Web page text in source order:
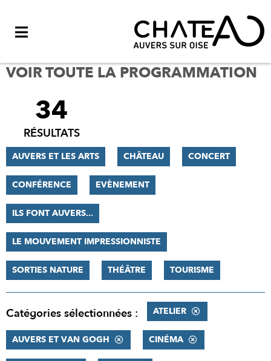
VOIR TOUTE LA PROGRAMMATION
FILTRER
RÉSULTATS
34
RÉSULTATS
AUVERS ET LES ARTS CHÂTEAU CONCERT
CONFÉRENCE EVÈNEMENT
ILS FONT AUVERS...
LE MOUVEMENT IMPRESSIONNISTE
SORTIES NATURE THÉÂTRE TOURISME
Catégories sélectionnées : ATELIER
AUVERS ET VAN GOGH CINÉMA